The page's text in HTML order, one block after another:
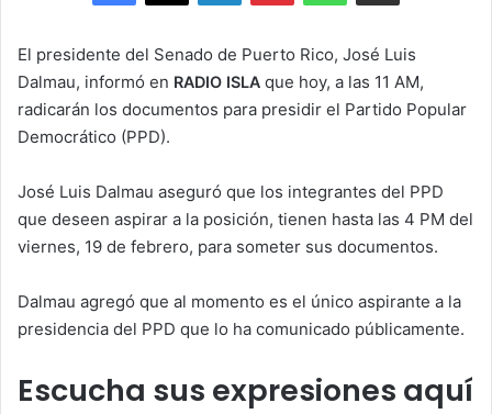
El presidente del Senado de Puerto Rico, José Luis
Dalmau, informó en RADIO ISLA que hoy, a las 11 AM,
radicarán los documentos para presidir el Partido Popular
Democrático (PPD).
José Luis Dalmau aseguró que los integrantes del PPD
que deseen aspirar a la posición, tienen hasta las 4 PM del
viernes, 19 de febrero, para someter sus documentos.
Dalmau agregó que al momento es el único aspirante a la
presidencia del PPD que lo ha comunicado públicamente.
Escucha sus expresiones aquí